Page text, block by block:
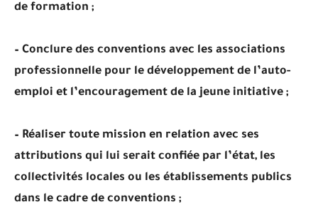
de formation ;
– Conclure des conventions avec les associations
professionnelle pour le développement de l’auto-
emploi et l’encouragement de la jeune initiative ;
– Réaliser toute mission en relation avec ses
attributions qui lui serait confiée par l’état, les
collectivités locales ou les établissements publics
dans le cadre de conventions ;